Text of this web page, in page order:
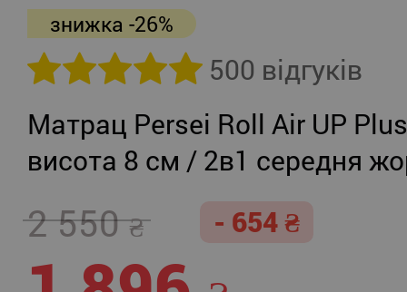
знижка -26%
500 відгуків
Матрац Persei Roll Air UP
висота 8 см / 2в1 середня
2 550 - 654